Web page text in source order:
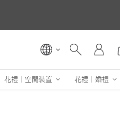
花禮｜空間裝置 花禮｜婚禮